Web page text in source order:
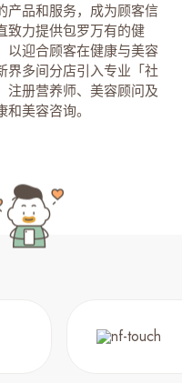
产品和服务，成为顾客信
致力提供包罗万有的健
以迎合顾客在健康与美容
界多间分店引入专业「社
注册营养师、美容顾问及
美容咨询。